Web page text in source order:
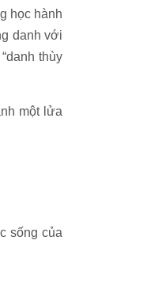
học hành
danh với
thùy
một lửa
sống của